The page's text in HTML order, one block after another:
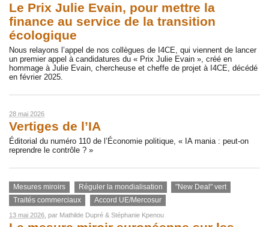
Le Prix Julie Evain, pour mettre la
finance au service de la transition
écologique
Nous relayons l’appel de nos collègues de I4CE, qui viennent de lancer
un premier appel à candidatures du « Prix Julie Evain », créé en
hommage à Julie Evain, chercheuse et cheffe de projet à I4CE, décédé
en février 2025.
28 mai 2026
Vertiges de l’IA
Éditorial du numéro 110 de l’Économie politique, « IA mania : peut-on
reprendre le contrôle ? »
Mesures miroirs Réguler la mondialisation
"New Deal" vert
Traités commerciaux
Accord UE/Mercosur
13 mai 2026, par Mathilde Dupré & Stéphanie Kpenou